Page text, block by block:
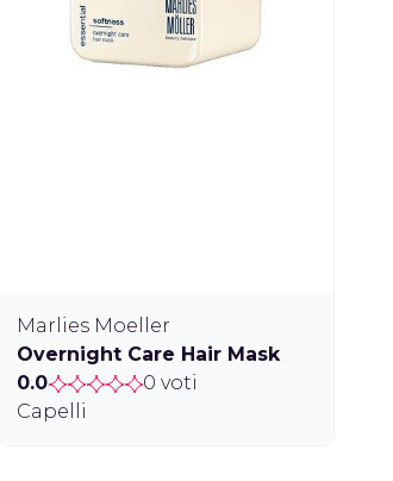
Marlies Moeller
Overnight Care Hair Mask
0.0
0 voti
Capelli